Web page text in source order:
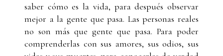
saber cómo es la vida, para después observar
mejor a la gente que pasa. Las personas reales
no son más que gente que pasa. Para poder
comprenderlas con sus amores, sus odios, sus